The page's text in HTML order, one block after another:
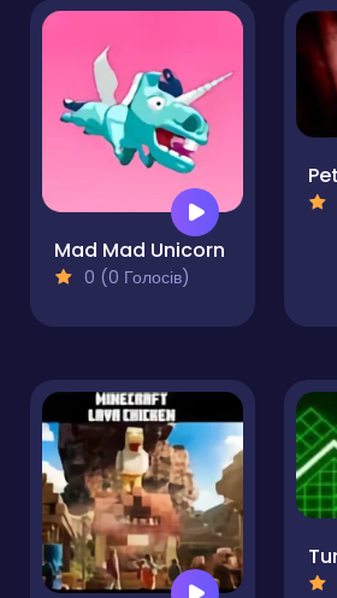
Mad Mad Unicorn
0 (0 Голосів)